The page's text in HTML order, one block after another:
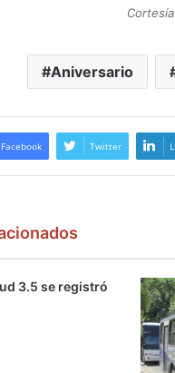
Aniversario
Facebook Twitter
3.5 se registró